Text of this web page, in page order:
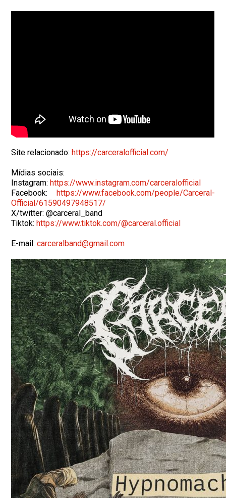
Site relacionado:https://carceralofficial.com/
Mídias sociais:
Instagram:https://www.instagram.com/carceralofficial
Facebook: https://www.facebook.com/people/Carceral-
Official/61590497948517/
X/twitter: @carceral_band
Tiktok:https://www.tiktok.com/@carceral.official
E-mail:carceralband@gmail.com